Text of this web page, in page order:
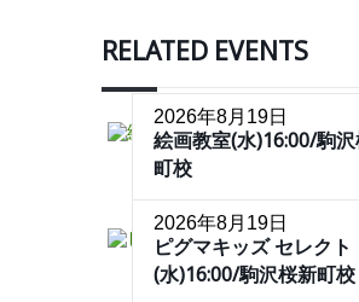
RELATED EVENTS
2026年8月19日
絵画教室(水)16:00/駒
町校
2026年8月19日
ピグマキッズ セレクト
(水)16:00/駒沢桜新町校